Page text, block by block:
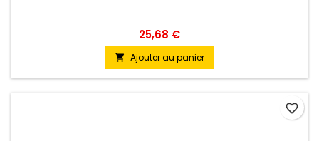
25,68 €
 Ajouter au panier
favorite_border